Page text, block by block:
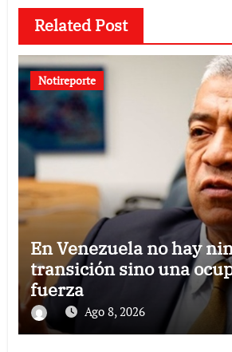
Related Post
Notireporte
En Venezuela no hay
transición sino una
fuerza
Ago 8, 2026